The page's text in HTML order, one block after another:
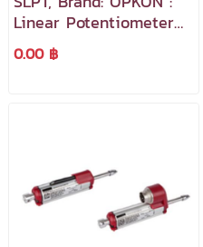
Linear Potentiometer
Spring Return, Slim
Body Series
0.00 ฿